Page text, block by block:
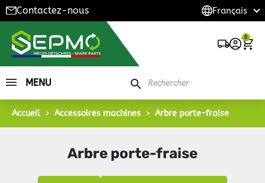
Contactez-nous
0
MENU search
Accueil Accessoires machines Arbre porte-fraise
Arbre porte-fraise